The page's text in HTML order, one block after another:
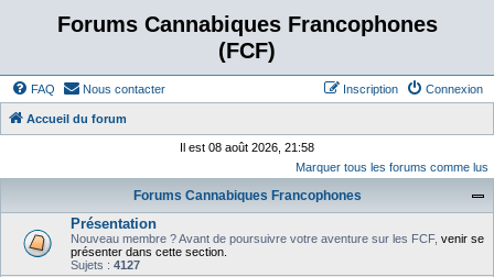
Forums Cannabiques Francophones
(FCF)
FAQ Nous contacter Connexion
Inscription
Accueil du forum
Il est 08 août 2026, 21:58
Marquer tous les forums comme lus
Forums Cannabiques Francophones
Présentation
Nouveau membre ? Avant de poursuivre votre aventure sur les FCF, venir se
présenter dans cette section.
Sujets : 4127